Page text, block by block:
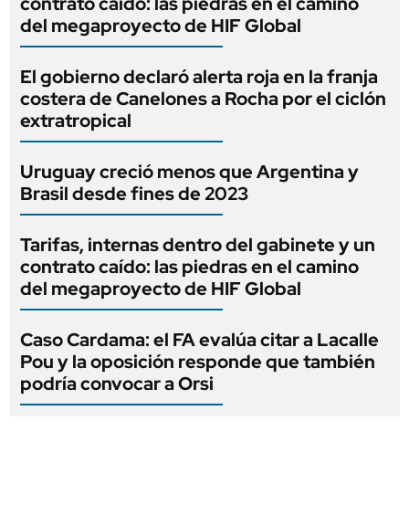
del megaproyecto de HIF Global
El gobierno declaró alerta roja en la franja
costera de Canelones a Rocha por el ciclón
extratropical
Uruguay creció menos que Argentina y
Brasil desde fines de 2023
Tarifas, internas dentro del gabinete y un
contrato caído: las piedras en el camino
del megaproyecto de HIF Global
Caso Cardama: el FA evalúa citar a Lacalle
Pou y la oposición responde que también
podría convocar a Orsi